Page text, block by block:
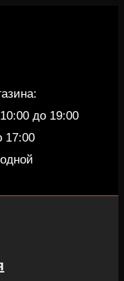
до 19:00
17:00